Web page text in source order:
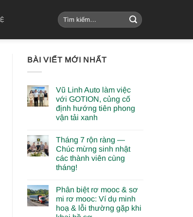
Tìm
kiếm:
BÀI VIẾT MỚI NHẤT
Vũ Linh Auto làm việc
với GOTION, củng cố
định hướng tiên phong
vận tải xanh
Tháng 7 rộn ràng —
Chúc mừng sinh nhật
các thành viên cùng
tháng!
Phân biệt rơ mooc & sơ
mi rơ mooc: Ví dụ minh
hoạ & lỗi thường gặp khi